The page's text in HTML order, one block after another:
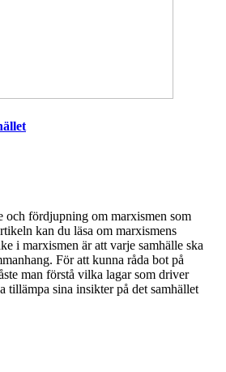
och fördjupning om marxismen som
kan du läsa om marxismens
i marxismen är att varje samhälle ska
För att kunna råda bot på
man förstå vilka lagar som driver
tillämpa sina insikter på det samhället